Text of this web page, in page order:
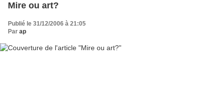
Mire ou art?
Publié le 31/12/2006 à 21:05
Par ap